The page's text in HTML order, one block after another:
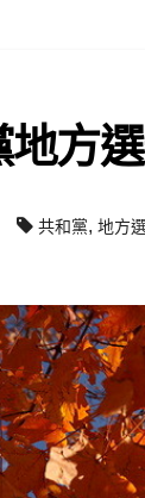
地方
共和黨, 地方